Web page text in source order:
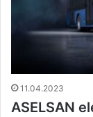
11.04.2023
ASELSAN